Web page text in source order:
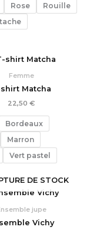
Rose
Rouille
Femme
Matcha
22,50 €
Bordeaux
Marron
Vert pastel
DE STOCK
jupe
Vichy